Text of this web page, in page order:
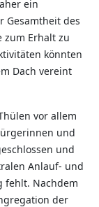
ein
Gesamtheit des
zum Erhalt zu
könnten
Dach vereint
vor allem
und
und
Anlauf- und
fehlt. Nachdem
der